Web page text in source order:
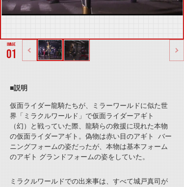
01
■説明
仮面ライダー龍騎たちが、ミラーワールドに似た世
界「ミラクルワールド」で仮面ライダーアギト
（幻）と戦っていた際、龍騎らの救援に現れた本物
の仮面ライダーアギト。偽物は赤い目のアギト バー
ニングフォームの姿だったが、本物は基本フォーム
のアギト グランドフォームの姿をしていた。
ミラクルワールドでの出来事は、すべて城戸真司が